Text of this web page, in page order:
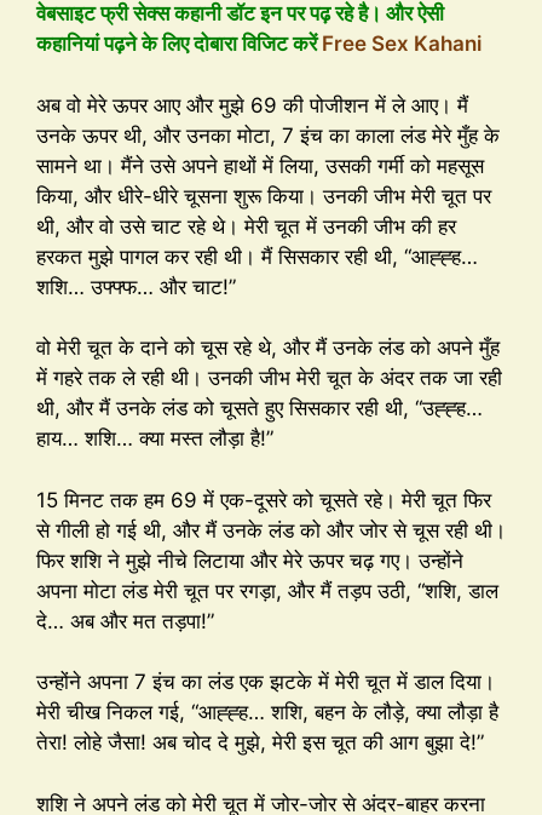
वेबसाइट फ्री सेक्स कहानी डॉट इन पर पढ़ रहे है। और ऐसी
कहानियां पढ़ने के लिए दोबारा विजिट करेंFree Sex Kahani
अब वो मेरे ऊपर आए और मुझे 69 की पोजीशन में ले आए। मैं
उनके ऊपर थी, और उनका मोटा, 7 इंच का काला लंड मेरे मुँह के
सामने था। मैंने उसे अपने हाथों में लिया, उसकी गर्मी को महसूस
किया, और धीरे-धीरे चूसना शुरू किया। उनकी जीभ मेरी चूत पर
थी, और वो उसे चाट रहे थे। मेरी चूत में उनकी जीभ की हर
हरकत मुझे पागल कर रही थी। मैं सिसकार रही थी, “आह्ह्ह…
शशि… उफ्फ्फ… और चाट!”
वो मेरी चूत के दाने को चूस रहे थे, और मैं उनके लंड को अपने मुँह
में गहरे तक ले रही थी। उनकी जीभ मेरी चूत के अंदर तक जा रही
थी, और मैं उनके लंड को चूसते हुए सिसकार रही थी, “उह्ह्ह…
हाय… शशि… क्या मस्त लौड़ा है!”
15 मिनट तक हम 69 में एक-दूसरे को चूसते रहे। मेरी चूत फिर
से गीली हो गई थी, और मैं उनके लंड को और जोर से चूस रही थी।
फिर शशि ने मुझे नीचे लिटाया और मेरे ऊपर चढ़ गए। उन्होंने
अपना मोटा लंड मेरी चूत पर रगड़ा, और मैं तड़प उठी, “शशि, डाल
दे… अब और मत तड़पा!”
उन्होंने अपना 7 इंच का लंड एक झटके में मेरी चूत में डाल दिया।
मेरी चीख निकल गई, “आह्ह्ह… शशि, बहन के लौड़े, क्या लौड़ा है
तेरा! लोहे जैसा! अब चोद दे मुझे, मेरी इस चूत की आग बुझा दे!”
शशि ने अपने लंड को मेरी चूत में जोर-जोर से अंदर-बाहर करना